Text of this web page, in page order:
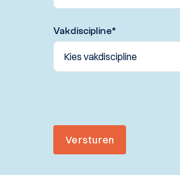
Vakdiscipline*
Versturen